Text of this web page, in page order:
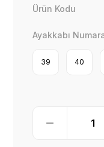
Ürün Kodu
Ayakkabı
39 40